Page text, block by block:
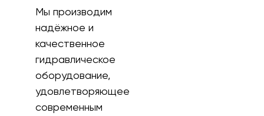
Мы производим
надёжное и
качественное
гидравлическое
оборудование,
удовлетворяющее
современным